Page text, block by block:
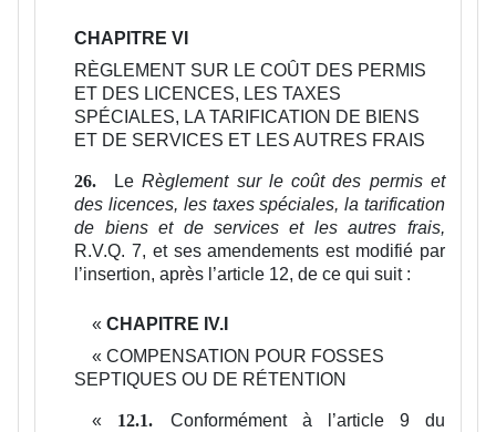
CHAPITRE VI
RÈGLEMENT SUR LE COÛT DES PERMIS
ET DES LICENCES, LES TAXES
SPÉCIALES, LA TARIFICATION DE BIENS
ET DE SERVICES ET LES AUTRES FRAIS
26. LeRèglement sur le coût des permis et
des licences, les taxes spéciales, la tarification
de biens et de services et les autres frais,
R.V.Q. 7, et ses amendements est modifié par
l’insertion, après l’article 12, de ce qui suit :
«CHAPITRE IV.I
«COMPENSATION POUR FOSSES
SEPTIQUES OU DE RÉTENTION
« 12.1.
Conformément à l’article 9 du